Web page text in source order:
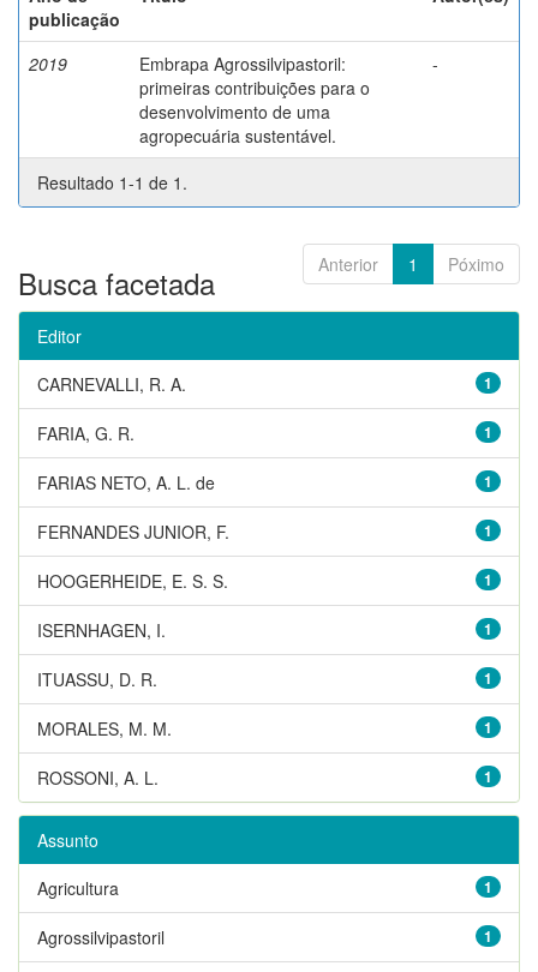
publicação
2019
Embrapa Agrossilvipastoril:
primeiras contribuições para o
desenvolvimento de uma
agropecuária sustentável.
-
Resultado 1-1 de 1.
Anterior 1 Póximo
Busca facetada
Editor
1
CARNEVALLI, R. A.
1
FARIA, G. R.
1
FARIAS NETO, A. L. de
1
FERNANDES JUNIOR, F.
1
HOOGERHEIDE, E. S. S.
1
ISERNHAGEN, I.
1
ITUASSU, D. R.
1
MORALES, M. M.
1
ROSSONI, A. L.
Assunto
1
Agricultura
1
Agrossilvipastoril